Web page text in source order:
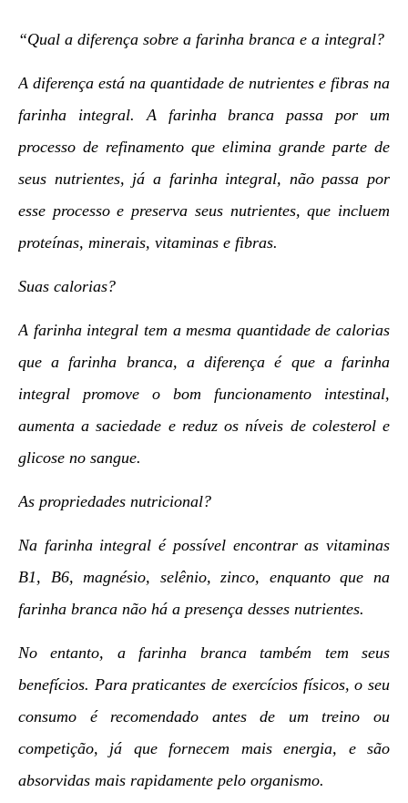
“Qual a diferença sobre a farinha branca e a integral?
A diferença está na quantidade de nutrientes e fibras na
farinha integral. A farinha branca passa por um
processo de refinamento que elimina grande parte de
seus nutrientes, já a farinha integral, não passa por
esse processo e preserva seus nutrientes, que incluem
proteínas, minerais, vitaminas e fibras.
Suas calorias?
A farinha integral tem a mesma quantidade de calorias
que a farinha branca, a diferença é que a farinha
integral promove o bom funcionamento intestinal,
aumenta a saciedade e reduz os níveis de colesterol e
glicose no sangue.
As propriedades nutricional?
Na farinha integral é possível encontrar as vitaminas
B1, B6, magnésio, selênio, zinco, enquanto que na
farinha branca não há a presença desses nutrientes.
No entanto, a farinha branca também tem seus
benefícios. Para praticantes de exercícios físicos, o seu
consumo é recomendado antes de um treino ou
competição, já que fornecem mais energia, e são
absorvidas mais rapidamente pelo organismo.